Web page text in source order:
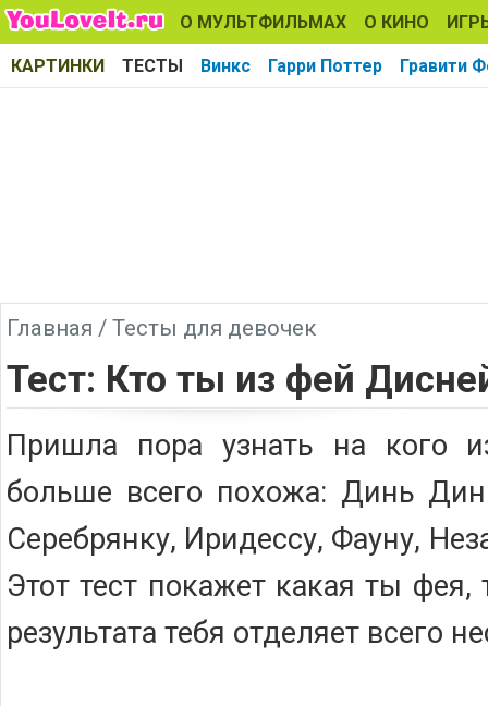
О МУЛЬТФИЛЬМАХ О КИНО
КАРТИНКИ ТЕСТЫ Винкс Гарри Поттер Гравити
Главная / Тесты для девочек
Тест: Кто ты из фей
Пришла пора узнать на кого
больше всего похожа: Динь
Серебрянку, Иридессу, Фауну,
Этот тест покажет какая ты фея,
результата тебя отделяет всего